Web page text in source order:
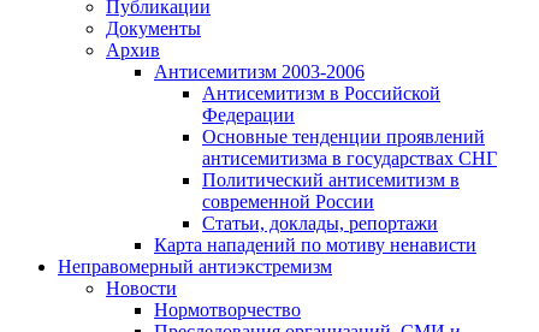
Публикации
Документы
Архив
Антисемитизм 2003-2006
Антисемитизм в Российской
Федерации
Основные тенденции проявлений
антисемитизма в государствах СНГ
Политический антисемитизм в
современной России
Статьи, доклады, репортажи
Карта нападений по мотиву ненависти
Неправомерный антиэкстремизм
Новости
Нормотворчество